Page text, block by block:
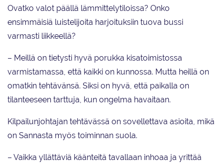
Ovatko valot päällä lämmittelytiloissa? Onko
ensimmäisiä luistelijoita harjoituksiin tuova bussi
varmasti liikkeellä?
– Meillä on tietysti hyvä porukka kisatoimistossa
varmistamassa, että kaikki on kunnossa. Mutta heillä on
omatkin tehtävänsä. Siksi on hyvä, että paikalla on
tilanteeseen tarttuja, kun ongelma havaitaan.
Kilpailunjohtajan tehtävässä on sovellettava asioita, mikä
on Sannasta myös toiminnan suola.
– Vaikka yllättäviä käänteitä tavallaan inhoaa ja yrittää